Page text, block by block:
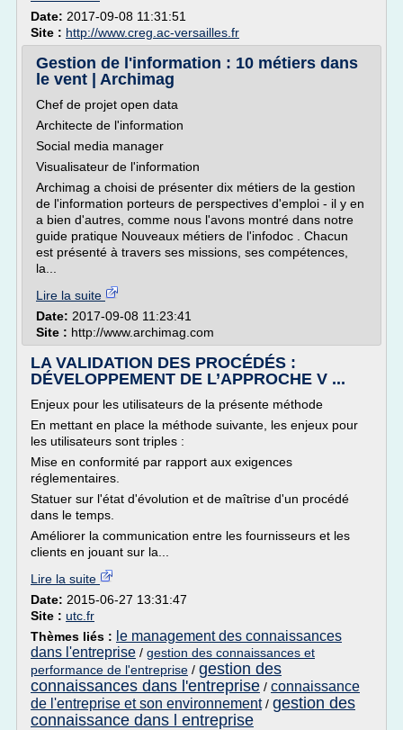
Date: 2017-09-08 11:31:51
Site : http://www.creg.ac-versailles.fr
Gestion de l'information : 10 métiers dans
le vent | Archimag
Chef de projet open data
Architecte de l'information
Social media manager
Visualisateur de l'information
Archimag a choisi de présenter dix métiers de la gestion
de l'information porteurs de perspectives d'emploi - il y en
a bien d'autres, comme nous l'avons montré dans notre
guide pratique Nouveaux métiers de l'infodoc . Chacun
est présenté à travers ses missions, ses compétences,
la...
Lire la suite
Date: 2017-09-08 11:23:41
Site : http://www.archimag.com
LA VALIDATION DES PROCÉDÉS :
DÉVELOPPEMENT DE L’APPROCHE V ...
Enjeux pour les utilisateurs de la présente méthode
En mettant en place la méthode suivante, les enjeux pour
les utilisateurs sont triples :
Mise en conformité par rapport aux exigences
réglementaires.
Statuer sur l'état d'évolution et de maîtrise d'un procédé
dans le temps.
Améliorer la communication entre les fournisseurs et les
clients en jouant sur la...
Lire la suite
Date: 2015-06-27 13:31:47
Site : utc.fr
Thèmes liés : le management des connaissances
dans l'entreprise / gestion des connaissances et
performance de l'entreprise / gestion des
connaissances dans l'entreprise / connaissance
de l'entreprise et son environnement/ gestion des
connaissance dans l entreprise